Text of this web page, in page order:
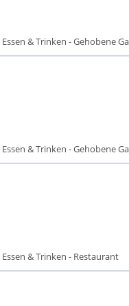
Essen & Trinken - Gehobene
Essen & Trinken - Gehobene
Essen & Trinken - Restaurant